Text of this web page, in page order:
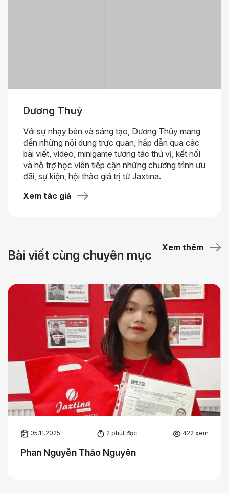
Dương Thuỷ
Với sự nhạy bén và sáng tạo, Dương Thủy mang
đến những nội dung trực quan, hấp dẫn qua các
bài viết, video, minigame tương tác thú vị, kết nối
và hỗ trợ học viên tiếp cận những chương trình ưu
đãi, sự kiện, hội thảo giá trị từ Jaxtina.
Xem tác giả
Bài viết cùng chuyên mục
Xem thêm
05.11.2025 2 phút đọc 422 xem
Phan Nguyễn Thảo Nguyên